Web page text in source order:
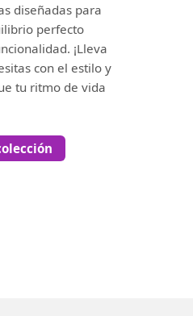
diseñadas para
perfecto
¡Lleva
con el estilo y
tu ritmo de vida